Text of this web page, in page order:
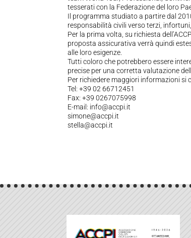
tesserati con la Federazione del loro
Il programma studiato a partire dal
responsabilità civili verso terzi,
Per la prima volta, su richiesta
proposta assicurativa verrà quindi
alle loro esigenze.
Tutti coloro che potrebbero essere
precise per una corretta valutazione
Per richiedere maggiori informazioni si
Tel: +39 02 66712451
Fax: +39 0267075998
E-mail: info@accpi.it
simone@accpi.it
stella@accpi.it